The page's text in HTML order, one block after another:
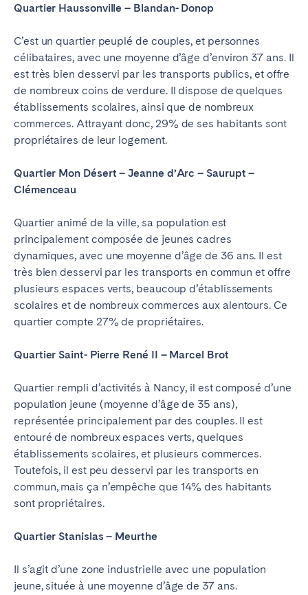
Quartier Haussonville – Blandan- Donop
C’est un quartier peuplé de couples, et personnes
célibataires, avec une moyenne d’âge d’environ 37 ans. Il
est très bien desservi par les transports publics, et offre
de nombreux coins de verdure. Il dispose de quelques
établissements scolaires, ainsi que de nombreux
commerces. Attrayant donc, 29% de ses habitants sont
propriétaires de leur logement.
Quartier Mon Désert – Jeanne d’Arc – Saurupt –
Clémenceau
Quartier animé de la ville, sa population est
principalement composée de jeunes cadres
dynamiques, avec une moyenne d’âge de 36 ans. Il est
très bien desservi par les transports en commun et offre
plusieurs espaces verts, beaucoup d’établissements
scolaires et de nombreux commerces aux alentours. Ce
quartier compte 27% de propriétaires.
Quartier Saint- Pierre René II – Marcel Brot
Quartier rempli d’activités à Nancy, il est composé d’une
population jeune (moyenne d’âge de 35 ans),
représentée principalement par des couples. Il est
entouré de nombreux espaces verts, quelques
établissements scolaires, et plusieurs commerces.
Toutefois, il est peu desservi par les transports en
commun, mais ça n’empêche que 14% des habitants
sont propriétaires.
Quartier Stanislas – Meurthe
Il s’agit d’une zone industrielle avec une population
jeune, située à une moyenne d’âge de 37 ans.